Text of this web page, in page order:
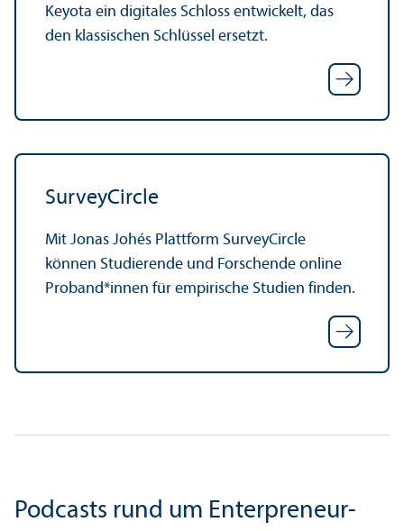
Keyota ein digitales Schloss entwickelt, das
den klassischen Schlüssel ersetzt.
SurveyCircle
Mit Jonas Johés Plattform SurveyCircle
können Studierende und Forschende online
Proband*innen für empirische Studien finden.
Podcasts rund um Enterpreneur­